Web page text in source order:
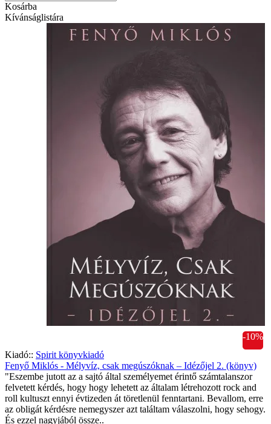
Kosárba
Kívánságlistára
-10%
Kiadó:: Spirit könyvkiadó
Fenyő Miklós - Mélyvíz, csak megúszóknak – Idézőjel 2. (könyv)
"Eszembe jutott az a sajtó által személyemet érintő számtalanszor
felvetett kérdés, hogy hogy lehetett az általam létrehozott rock and
roll kultuszt ennyi évtizeden át töretlenül fenntartani. Bevallom, erre
az obligát kérdésre nemegyszer azt találtam válaszolni, hogy sehogy.
És ezzel nagyjából össze..